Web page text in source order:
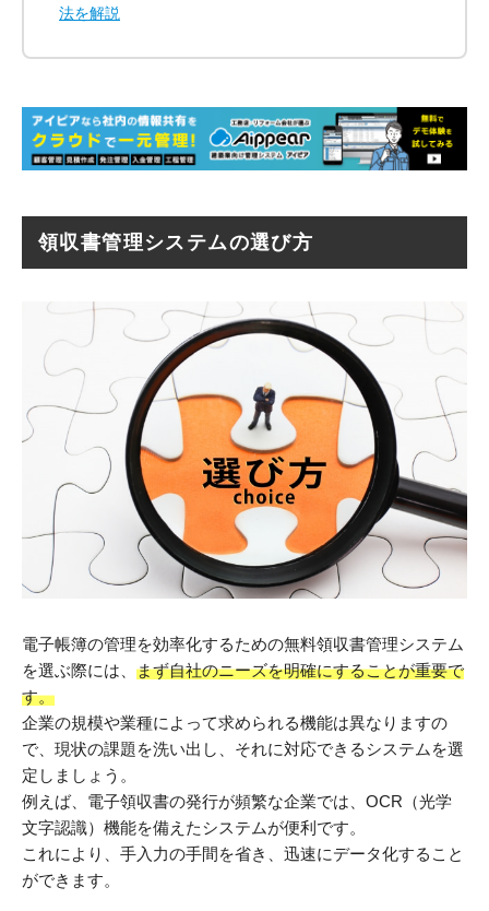
法を解説
領収書管理システムの選び方
電子帳簿の管理を効率化するための無料領収書管理システム
を選ぶ際には、 まず自社のニーズを明確にすることが重要で
す。
企業の規模や業種によって求められる機能は異なりますの
で、現状の課題を洗い出し、それに対応できるシステムを選
定しましょう。
例えば、電子領収書の発行が頻繁な企業では、OCR（光学
文字認識）機能を備えたシステムが便利です。
これにより、手入力の手間を省き、迅速にデータ化すること
ができます。